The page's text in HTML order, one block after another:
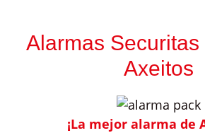
Alarmas Securitas
Axeitos
¡La mejor alarma de